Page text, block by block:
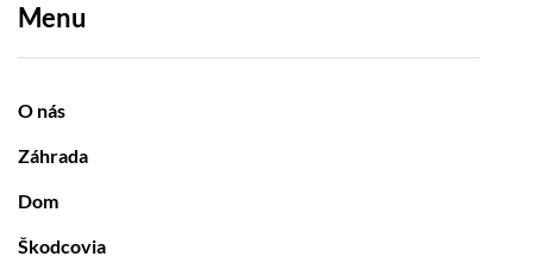
Menu
O nás
Záhrada
Dom
Škodcovia